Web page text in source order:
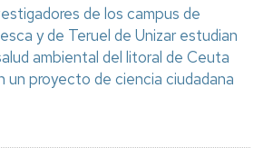
de los campus de
y de Teruel de Unizar estudian
ambiental del litoral de Ceuta
un proyecto de ciencia ciudadana